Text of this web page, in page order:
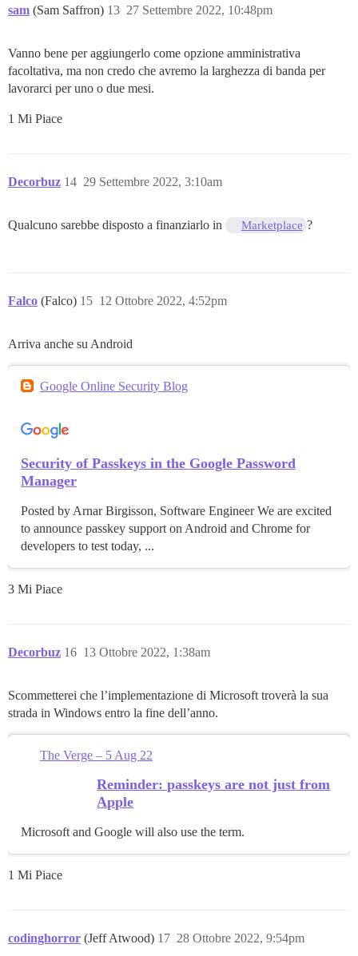
sam (Sam Saffron) 27 Settembre 2022, 10:48pm
13
Vanno bene per aggiungerlo come opzione amministrativa
facoltativa, ma non credo che avremo la larghezza di banda per
lavorarci per uno o due mesi.
1 Mi Piace
Decorbuz 29 Settembre 2022, 3:10am
14
Qualcuno sarebbe disposto a finanziarlo in Marketplace ?
Falco (Falco) 12 Ottobre 2022, 4:52pm
15
Arriva anche su Android
Google Online Security Blog
Security of Passkeys in the Google Password
Manager
Posted by Arnar Birgisson, Software Engineer We are excited
to announce passkey support on Android and Chrome for
developers to test today, ...
3 Mi Piace
Decorbuz 13 Ottobre 2022, 1:38am
16
Scommetterei che l’implementazione di Microsoft troverà la sua
strada in Windows entro la fine dell’anno.
The Verge – 5 Aug 22
Reminder: passkeys are not just from
Apple
Microsoft and Google will also use the term.
1 Mi Piace
codinghorror (Jeff Atwood) 28 Ottobre 2022, 9:54pm
17